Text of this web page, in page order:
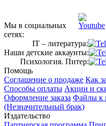
Мы в социальных
сетях:
IT – литература:
Наши детские аккаунты:
Психология. Питер:
Помощь
Соглашение о продаже Как
Способы оплаты Акции и
Оформление заказа Файлы к
(Незначительный брак)
Издательство